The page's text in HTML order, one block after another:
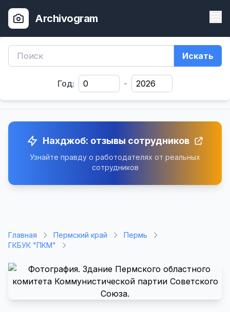
Archivogram
Искать
Год: -
Нахджоб: отзывы сотрудников
Узнайте правду о работодателях от реальных
сотрудников
Главная Пермский край
Пермь
ГКБУК "ПКМ"